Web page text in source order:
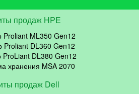
продаж HPE
Proliant ML350 Gen12
Proliant DL360 Gen12
ProLiant DL380 Gen12
хранения MSA 2070
продаж Dell